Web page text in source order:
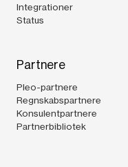
Integrationer
Status
Partnere
Pleo-partnere
Regnskabspartnere
Konsulentpartnere
Partnerbibliotek